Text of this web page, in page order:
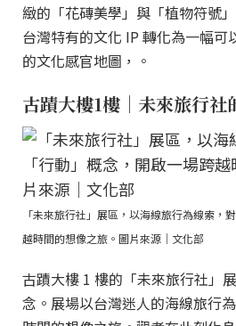
緻的「花磚美學」與「植物符號
台灣特有的文化 IP 轉化為一幅可
的文化感官地圖，。
古蹟大樓1樓｜未來旅行社
「未來旅行社」展區，以海線旅行為線索，
越時間的想像之旅。圖片來源｜文化部
古蹟大樓 1 樓的「未來旅行社」
念。展場以台灣迷人的海線旅行